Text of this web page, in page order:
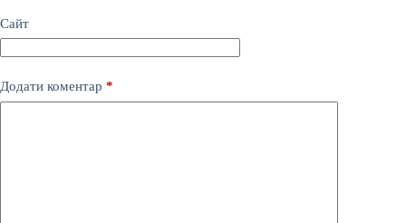
Сайт
Додати коментар *